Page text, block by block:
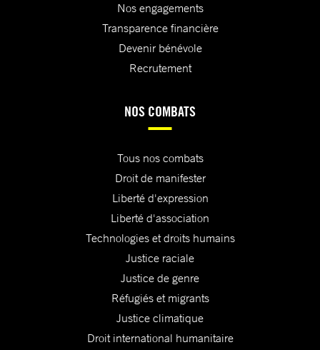
Nos engagements
Transparence financière
Devenir bénévole
Recrutement
NOS COMBATS
Tous nos combats
Droit de manifester
Liberté d'expression
Liberté d'association
Technologies et droits humains
Justice raciale
Justice de genre
Réfugiés et migrants
Justice climatique
Droit international humanitaire